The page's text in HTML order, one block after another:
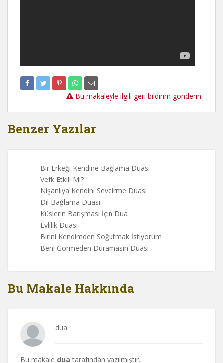
Bu makaleyle ilgili geri bildirim gönderin.
Benzer Yazılar
Bir Erkeği Kendine Bağlama Duası
Vefk Etkili Mi?
Nişanlıya Kendini Sevdirme Duası
Dil Bağlama Duası
Küslerin Barışması İçin Dua
Evlilik Duası
Birini Kendimden Soğutmak İstiyorum
Beni Görmeden Duramasın Duası
Bu Makale Hakkında
dua
Bu makale dua tarafından yazılmıştır.